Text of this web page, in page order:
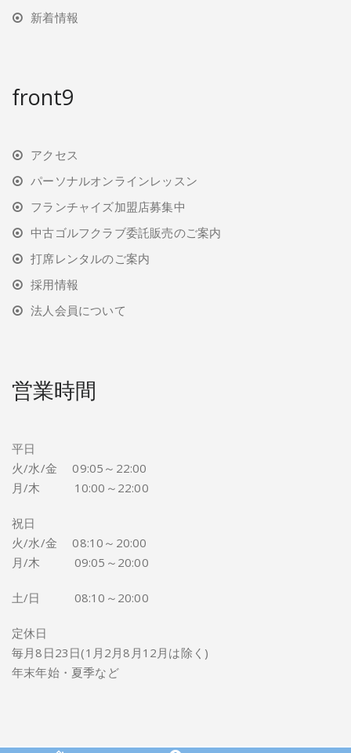
新着情報
front9
アクセス
パーソナルオンラインレッスン
フランチャイズ加盟店募集中
中古ゴルフクラブ委託販売のご案内
打席レンタルのご案内
採用情報
法人会員について
営業時間
平日
火/水/金 09:05～22:00
月/木 10:00～22:00
祝日
火/水/金 08:10～20:00
月/木 09:05～20:00
土/日 08:10～20:00
定休日
毎月8日23日(1月2月8月12月は除く)
年末年始・夏季など